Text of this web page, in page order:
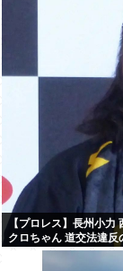
【プロレス】長州小力
クロちゃん 道交法違反